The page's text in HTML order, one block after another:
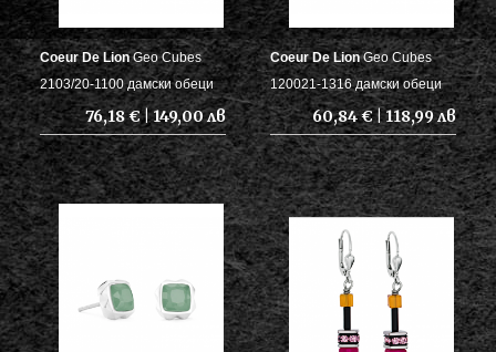
Coeur De LionGeo Cubes
2103/20-1100 дамски обеци
76,18 € | 149,00 лв
Coeur De LionGeo Cubes
120021-1316 дамски обеци
60,84 € | 118,99 лв